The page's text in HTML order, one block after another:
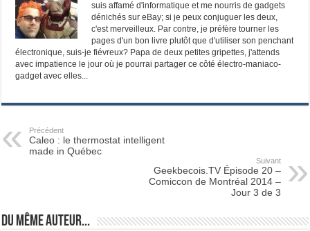
suis affamé d'informatique et me nourris de gadgets
dénichés sur eBay; si je peux conjuguer les deux,
c'est merveilleux. Par contre, je préfère tourner les
pages d'un bon livre plutôt que d'utiliser son penchant
électronique, suis-je fiévreux? Papa de deux petites gripettes, j'attends
avec impatience le jour où je pourrai partager ce côté électro-maniaco-
gadget avec elles...
Précédent
Caleo : le thermostat intelligent
made in Québec
Suivant
Geekbecois.TV Épisode 20 –
Comiccon de Montréal 2014 –
Jour 3 de 3
Du même auteur...